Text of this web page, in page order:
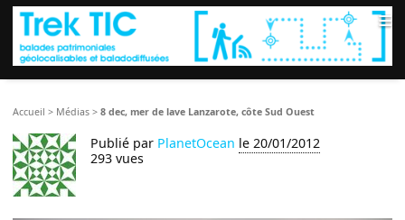
≡
Accueil > Médias >8 dec, mer de lave Lanzarote, côte Sud Ouest
Publié par PlanetOcean le 20/01/2012
293 vues